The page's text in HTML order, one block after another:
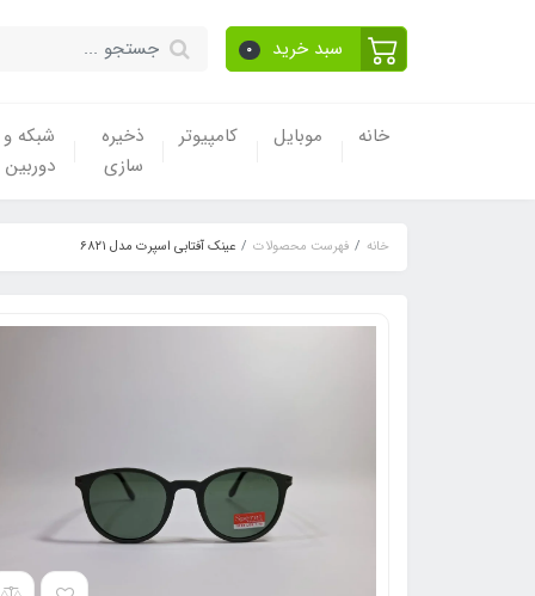
سبد خرید 0
خانه موبایل کامپیوتر
ذخیره
سازی
شبکه و
دوربین
خانه فهرست محصولات عینک آفتابی اسپرت مدل ۶۸۲۱